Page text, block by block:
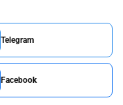
Telegram
Facebook